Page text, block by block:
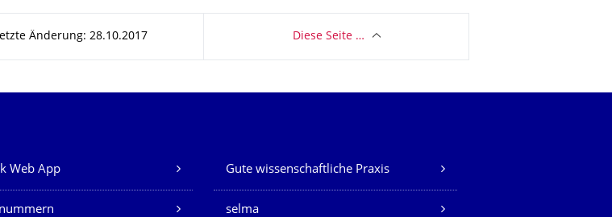
Änderung: 28.10.2017 Diese Seite …
Dienste
Web App Gute wissenschaftliche Praxis
selma